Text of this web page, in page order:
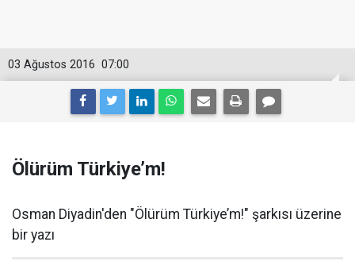
07:00
03 Ağustos 2016
Ölürüm Türkiye’m!
Osman Diyadin'den "Ölürüm Türkiye’m!" şarkısı üzerine
bir yazı